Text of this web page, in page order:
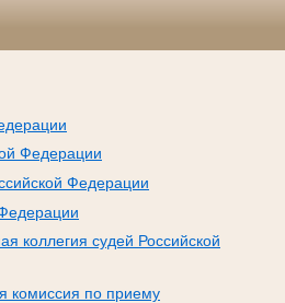
Федерации
Федерации
коллегия судей Российской
комиссия по приему